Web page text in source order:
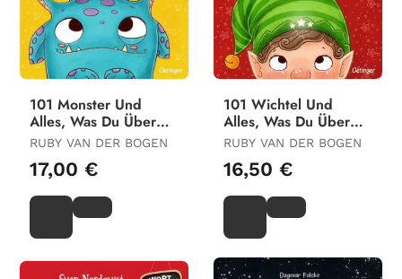
101 Monster Und
Alles, Was Du Über
Sie Wissen Musst!
RUBY VAN DER BOGEN
17,00 €
101 Wichtel Und
Alles, Was Du Über
Sie Wissen Musst!
RUBY VAN DER BOGEN
16,50 €